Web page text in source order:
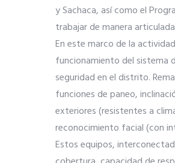
y Sachaca, así como el
trabajar de manera
En este marco de la
funcionamiento del sistema
seguridad en el distrito.
funciones de paneo,
exteriores (resistentes a
reconocimiento facial (con
Estos equipos,